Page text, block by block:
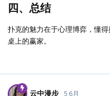
四、总结
扑克的魅力在于心理博弈，懂
桌上的赢家。
云中漫步 5 6月